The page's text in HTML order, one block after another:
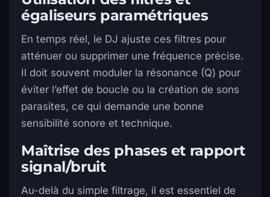
égaliseurs paramétriques
En temps réel, le DJ ajuste ces filtres pour
atténuer ou supprimer une fréquence précise.
Il doit souvent moduler la résonance (Q) pour
éviter l’effet de boucle ou la création de sons
parasites, ce qui demande une bonne
sensibilité sonore et technique.
Maîtrise des phases et rapport
signal/bruit
Au-delà du simple filtrage, il est essentiel de